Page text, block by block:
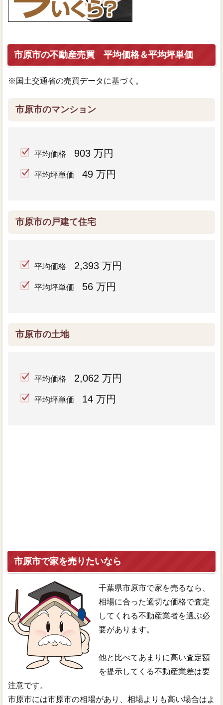
市原市の不動産売買 平均価格＆平均坪単価
※国土交通省の売買データに基づく。
市原市のマンション
平均価格 903 万円
平均坪単価 49 万円
市原市の戸建て住宅
平均価格 2,393 万円
平均坪単価 56 万円
市原市の土地
平均価格 2,062 万円
平均坪単価 14 万円
市原市で家を売りたいなら
千葉県市原市で家を売るなら、
相場に合った適切な価格で査定
してくれる不動産業者を選ぶ必
要があります。
他と比べてあまりに高い査定額
を提示してくる不動産業差は要
注意です。
市原市には市原市の相場があり、相場よりも高い場合はよ